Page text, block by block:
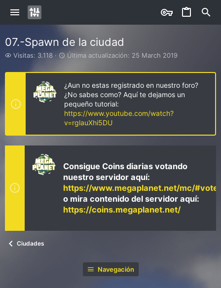
07.-Spawn de la ciudad
V
s
a
s
Visitas: 3.118
Ú
t
m
a
a
c
t
u
z
a
c
i
ó
n
Última actualización: 25 March 2019
¿Aun no estas registrado en nuestro foro?
¿No sabes como? Aquí te dejamos un
pequeño tutorial:
https://www.youtube.com/watch?
v=rglauXhi5DU
Consigue Coins diarias votando
nuestro servidor aquí:
https://www.megaplanet.net/mc/#vote
o mira contenido del servidor aquí:
https://coins.megaplanet.net/
Ciudades
Navegación